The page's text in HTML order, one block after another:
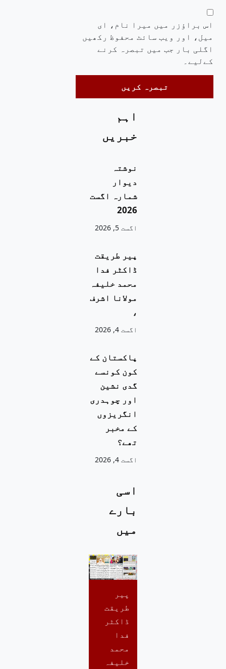
اس براؤزر میں میرا نام، ای
میل، اور ویب سائٹ محفوظ رکھیں
اگلی بار جب میں تبصرہ کرنے
کےلیے۔
اہم
خبریں
نوشتہ
دیوار
شمارہ اگست
2026
اگست 5, 2026
پیر طریقت
ڈاکٹر فدا
محمد خلیفہ
مولانا اشرف
،
اگست 4, 2026
پاکستان کے
کون کونسے
گدی نشین
اور چوہدری
انگریزوں
کے مخبر
تھے؟
اگست 4, 2026
اسی
بارے
میں
پیر
طریقت
ڈاکٹر
فدا
محمد
خلیفہ